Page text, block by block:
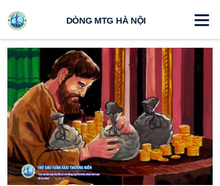
DÒNG MTG HÀ NỘI